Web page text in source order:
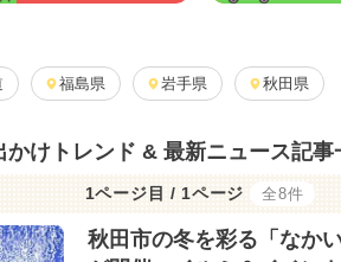
福島県 岩手県 秋田県
かけトレンド & 最新ニュース記事
1ページ目 / 1ページ 全8件
秋田市の冬を彩る「なか